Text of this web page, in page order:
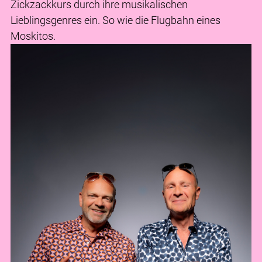
Zickzackkurs durch ihre musikalischen
Lieblingsgenres ein. So wie die Flugbahn eines
Moskitos.